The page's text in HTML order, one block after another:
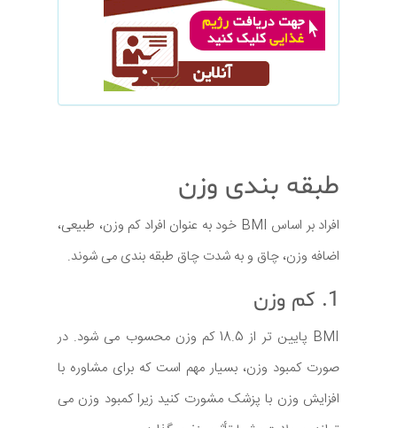
طبقه بندی وزن
افراد بر اساس BMI خود به عنوان افراد کم وزن، طبیعی،
اضافه وزن، چاق و به شدت چاق طبقه بندی می شوند.
1. کم وزن
BMI پایین تر از 18.5 کم وزن محسوب می شود. در
صورت کمبود وزن، بسیار مهم است که برای مشاوره با
افزایش وزن با پزشک مشورت کنید زیرا کمبود وزن می